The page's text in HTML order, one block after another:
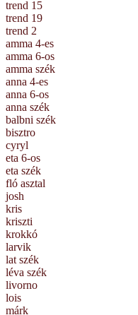
trend 15
trend 19
trend 2
amma 4-es
amma 6-os
amma szék
anna 4-es
anna 6-os
anna szék
balbni szék
bisztro
cyryl
eta 6-os
eta szék
fló asztal
josh
kris
kriszti
krokkó
larvik
lat szék
léva szék
livorno
lois
márk